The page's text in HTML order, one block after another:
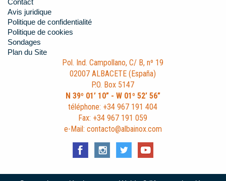
Contact
Avis juridique
Politique de confidentialité
Politique de cookies
Sondages
Plan du Site
Pol. Ind. Campollano, C/ B, nº 19
02007 ALBACETE (España)
P.O. Box 5147
N 39º 01’ 10” - W 01º 52’ 56”
téléphone: +34 967 191 404
Fax: +34 967 191 059
e-Mail: contacto@albainox.com